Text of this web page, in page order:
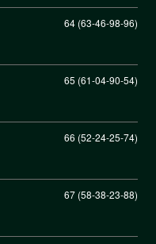
64 (63-46-98-96)
65 (61-04-90-54)
66 (52-24-25-74)
67 (58-38-23-88)